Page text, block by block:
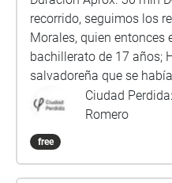
recorrido, seguimos los
Morales, quien entonces
bachillerato de 17 años;
salvadoreña que se
debido a la persecución
Carmen Barrera, quien
su mamá a rendirle
Además, explican por
Ciudad
Romero
free